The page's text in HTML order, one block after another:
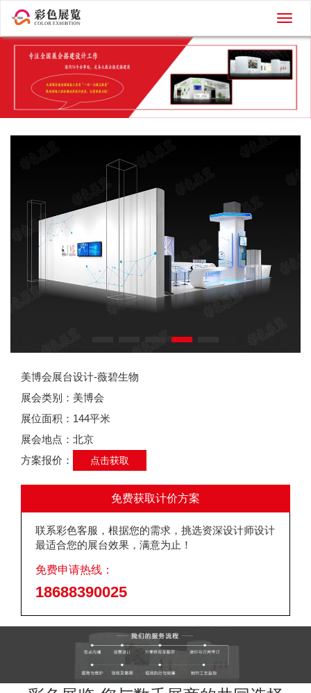
切
换
导
航
美博会展台设计-薇碧生物
展会类别：美博会
展位面积：144平米
展会地点：北京
方案报价：
点击获取
免费获取计价方案
联系彩色客服，根据您的需求，挑选资深设计师设计
最适合您的展台效果，满意为止！
免费申请热线：
18688390025